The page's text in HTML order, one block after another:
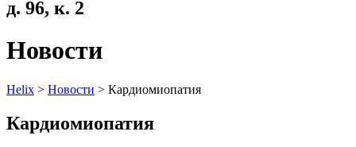
д. 96, к. 2
Новости
Helix > Новости > Кардиомиопатия
Кардиомиопатия